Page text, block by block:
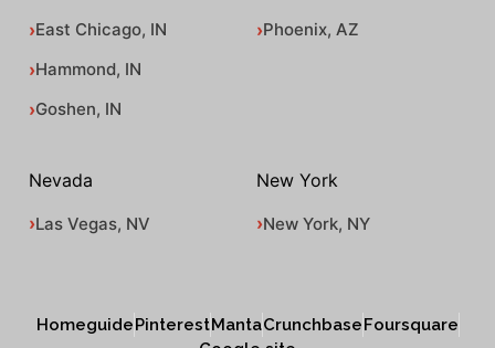
East Chicago, IN
Hammond, IN
Goshen, IN
Phoenix, AZ
Nevada
Las Vegas, NV
New York
New York, NY
HomeguidePinterestMantaCrunchbaseFoursquare